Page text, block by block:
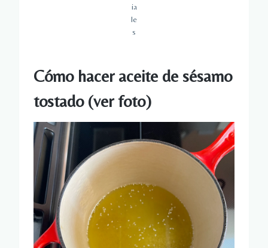
ia
le
s
Cómo hacer aceite de sésamo
tostado (ver foto)